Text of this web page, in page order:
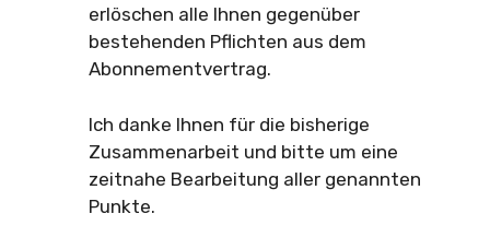
erlöschen alle Ihnen gegenüber
bestehenden Pflichten aus dem
Abonnementvertrag.
Ich danke Ihnen für die bisherige
Zusammenarbeit und bitte um eine
zeitnahe Bearbeitung aller genannten
Punkte.